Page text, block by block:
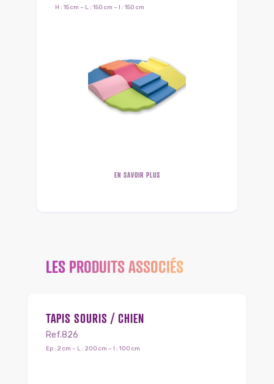
H : 15 cm – L : 150 cm – l : 150 cm
EN SAVOIR PLUS
LES PRODUITS ASSOCIÉS
TAPIS SOURIS / CHIEN
Ref.826
Ep : 2 cm – L : 200 cm – l : 100 cm